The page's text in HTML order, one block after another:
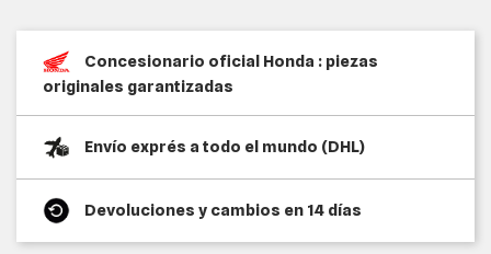
Concesionario oficial Honda : piezas
originales garantizadas
Envío exprés a todo el mundo (DHL)
Devoluciones y cambios en 14 días